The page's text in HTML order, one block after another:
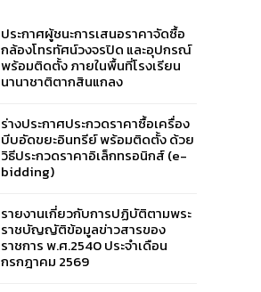
ประกาศผู้ชนะการเสนอราคาจัดซื้อ
กล้องโทรทัศน์วงจรปิด และอุปกรณ์
พร้อมติดตั้ง ภายในพื้นที่โรงเรียน
นานาชาติตากสินแกลง
ร่างประกาศประกวดราคาซื้อเครื่อง
บีบอัดขยะอินทรีย์ พร้อมติดตั้ง ด้วย
วิธีประกวดราคาอิเล็กทรอนิกส์ (e-
bidding)
รายงานเกี่ยวกับการปฏิบัติตามพระ
ราชบัญญัติข้อมูลข่าวสารของ
ราชการ พ.ศ.2540 ประจำเดือน
กรกฎาคม 2569